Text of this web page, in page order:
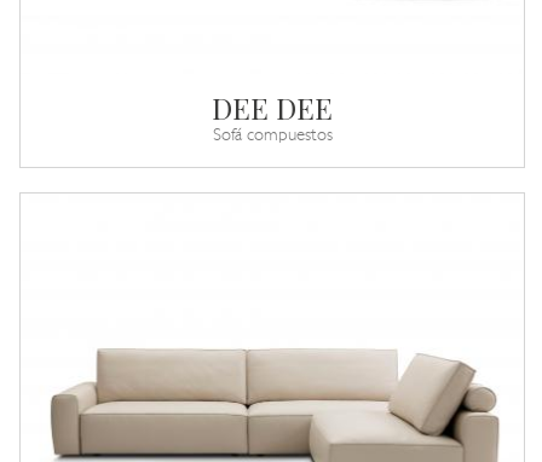
DEE DEE
Sofá compuestos